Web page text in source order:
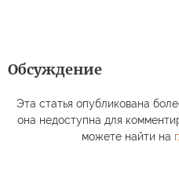
Обсуждение
Эта статья опубликована
она недоступна для
можете найти на